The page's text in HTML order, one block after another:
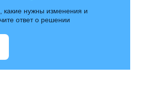
какие нужны изменения и
ответ о решении